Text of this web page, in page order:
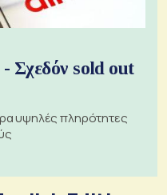
Σχεδόν sold out
υψηλές πληρότητες